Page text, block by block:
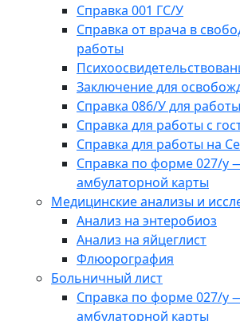
Справка 001 ГС/У
Справка от врача в
работы
Заключение для
Справка 086/У для работы
Справка для работы с
Справка для работы на
Справка по форме 027/у
амбулаторной карты
Медицинские анализы и
Анализ на энтеробиоз
Анализ на яйцеглист
Флюорография
Больничный лист
Справка по форме 027/у
амбулаторной карты